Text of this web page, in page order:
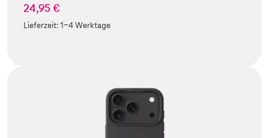
24,95 €
Lieferzeit:1-4 Werktage